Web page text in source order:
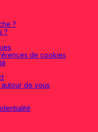
?
?
de cookies
de vous